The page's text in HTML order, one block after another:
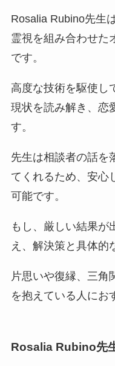
Rosalia Rubino先生
霊視を組み合わせた
です。
高度な技術を駆使し
現状を読み解き、恋
す。
先生は相談者の話を
てくれるため、安心
可能です。
もし、厳しい結果が
え、解決策と具体的
片思いや復縁、三角
を抱えている人にお
Rosalia Rubino先